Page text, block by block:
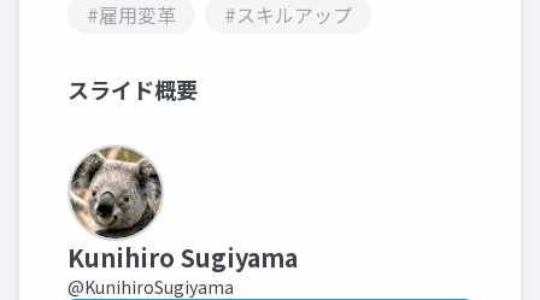
#雇用変革
#スキルアップ
スライド概要
Kunihiro Sugiyama
@KunihiroSugiyama